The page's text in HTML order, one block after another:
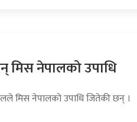
मिस नेपालको उपाधि
मिस नेपालको उपाधि जितेकी छन् ।